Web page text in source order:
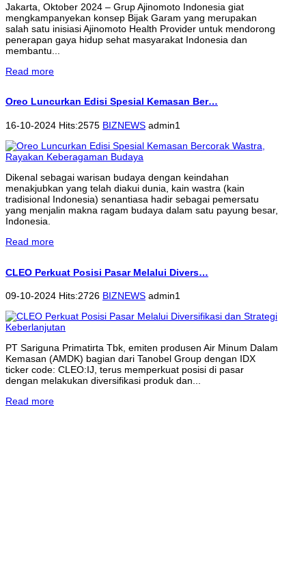
Jakarta, Oktober 2024 – Grup Ajinomoto Indonesia giat
mengkampanyekan konsep Bijak Garam yang merupakan
salah satu inisiasi Ajinomoto Health Provider untuk mendorong
penerapan gaya hidup sehat masyarakat Indonesia dan
membantu...
Read more
Oreo Luncurkan Edisi Spesial Kemasan Ber…
16-10-2024 Hits:2575 BIZNEWS admin1
Dikenal sebagai warisan budaya dengan keindahan
menakjubkan yang telah diakui dunia, kain wastra (kain
tradisional Indonesia) senantiasa hadir sebagai pemersatu
yang menjalin makna ragam budaya dalam satu payung besar,
Indonesia.
Read more
CLEO Perkuat Posisi Pasar Melalui Divers…
09-10-2024 Hits:2726 BIZNEWS admin1
PT Sariguna Primatirta Tbk, emiten produsen Air Minum Dalam
Kemasan (AMDK) bagian dari Tanobel Group dengan IDX
ticker code: CLEO:IJ, terus memperkuat posisi di pasar
dengan melakukan diversifikasi produk dan...
Read more